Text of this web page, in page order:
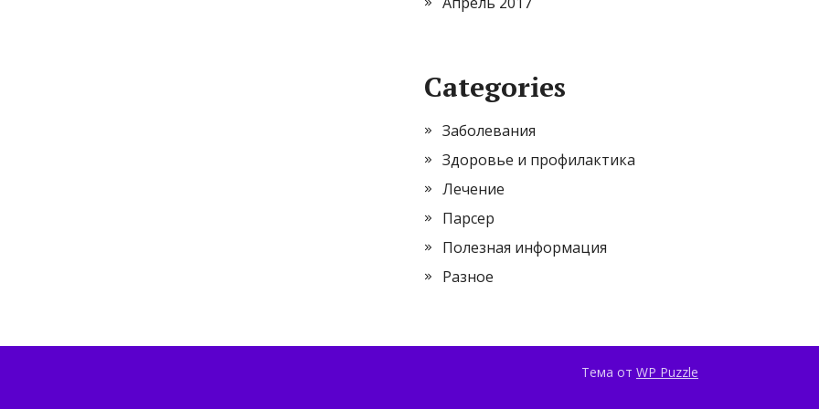
Categories
Заболевания
Здоровье и профилактика
Лечение
Парсер
Полезная информация
Разное
Тема от WP Puzzle